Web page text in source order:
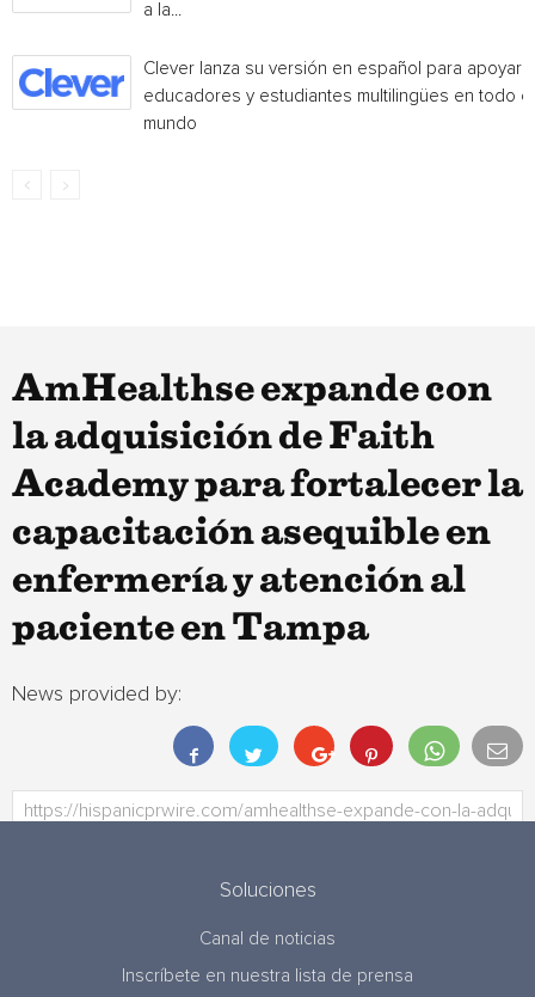
a la...
Clever lanza su versión en español para apoyar a
educadores y estudiantes multilingües en todo el
mundo
AmHealthse expande con
la adquisición de Faith
Academy para fortalecer la
capacitación asequible en
enfermería y atención al
paciente en Tampa
News provided by:
Soluciones
Canal de noticias
Inscríbete en nuestra lista de prensa